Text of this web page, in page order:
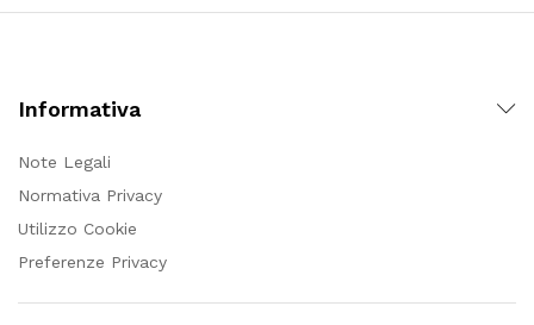
€503.00
Informativa
Note Legali
Normativa Privacy
Utilizzo Cookie
Preferenze Privacy